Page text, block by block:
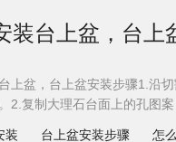
装台上盆，台上
上盆，台上盆安装步骤1.沿
2.复制大理石台面上的孔图案
装 台上盆安装步骤 怎